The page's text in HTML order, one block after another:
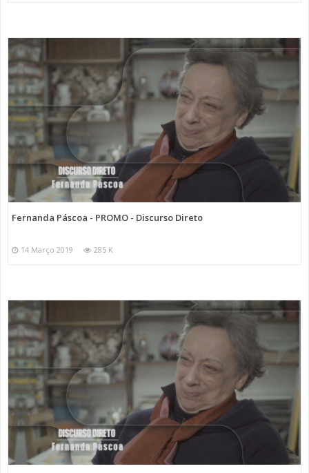
Fernanda Páscoa - PROMO - Discurso Direto
14 Março 2019 285 K